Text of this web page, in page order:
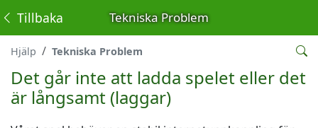
Tekniska Problem
Tillbaka
Hjälp Tekniska Problem
Det går inte att ladda spelet eller det
är långsamt (laggar)